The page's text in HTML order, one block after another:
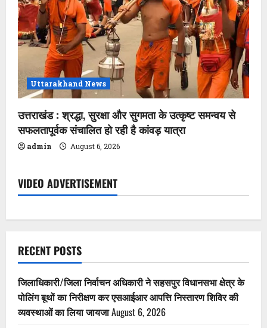
Uttarakhand News
उत्तराखंड : श्रद्धा, सुरक्षा और सुगमता के उत्कृष्ट समन्वय से
सफलतापूर्वक संचालित हो रही है कांवड़ यात्रा
admin August 6, 2026
VIDEO ADVERTISEMENT
RECENT POSTS
जिलाधिकारी/जिला निर्वाचन अधिकारी ने सहसपुर विधानसभा क्षेत्र के
पोलिंग बूथों का निरीक्षण कर एसआईआर आपत्ति निस्तारण शिविर की
व्यवस्थाओं का लिया जायजाAugust 6, 2026